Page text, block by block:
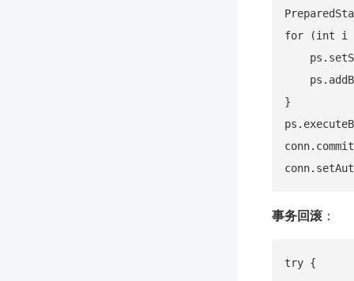
for (int i
}
事务回滚 ：
try {